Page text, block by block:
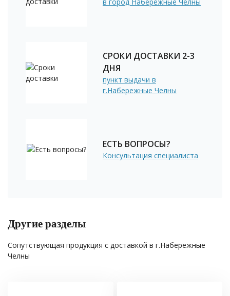
СРОКИ ДОСТАВКИ 2-3
ДНЯ
пункт выдачи в
г.Набережные Челны
ЕСТЬ ВОПРОСЫ?
Консультация специалиста
Другие разделы
Сопутствующая продукция с доставкой в г.Набережные
Челны